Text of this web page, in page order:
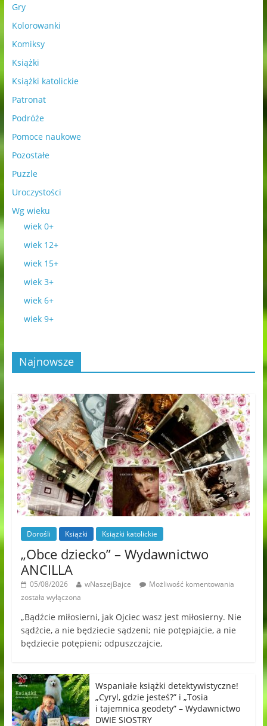
Gry
Kolorowanki
Komiksy
Książki
Książki katolickie
Patronat
Podróże
Pomoce naukowe
Pozostałe
Puzzle
Uroczystości
Wg wieku
wiek 0+
wiek 12+
wiek 15+
wiek 3+
wiek 6+
wiek 9+
Najnowsze
Dorośli Książki Książki katolickie
„Obce dziecko” – Wydawnictwo
ANCILLA
05/08/2026 wNaszejBajce
Możliwość komentowania
została wyłączona
„Bądźcie miłosierni, jak Ojciec wasz jest miłosierny. Nie
sądźcie, a nie będziecie sądzeni; nie potępiajcie, a nie
będziecie potępieni; odpuszczajcie,
Wspaniałe książki detektywistyczne!
„Cyryl, gdzie jesteś?” i „Tosia
i tajemnica geodety” – Wydawnictwo
DWIE SIOSTRY